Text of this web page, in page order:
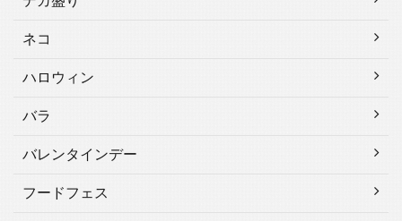
ネコ
ハロウィン
バラ
バレンタインデー
フードフェス